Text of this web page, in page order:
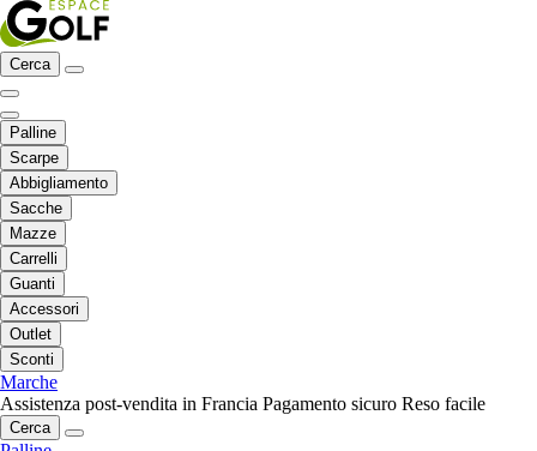
Cerca
Palline
Scarpe
Abbigliamento
Sacche
Mazze
Carrelli
Guanti
Accessori
Outlet
Sconti
Marche
Assistenza post-vendita in Francia Pagamento sicuro Reso facile
Cerca